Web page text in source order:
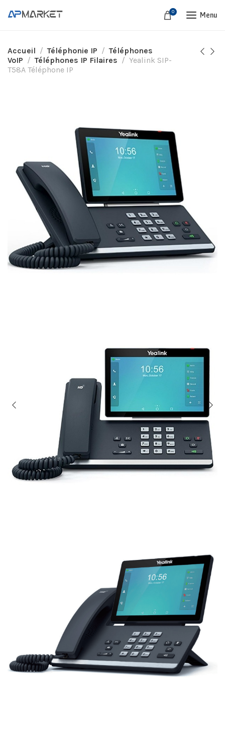
0 Menu
Accueil Téléphonie IP
Téléphones
VoIP
Téléphones IP Filaires
Yealink SIP-
T58A Téléphone IP